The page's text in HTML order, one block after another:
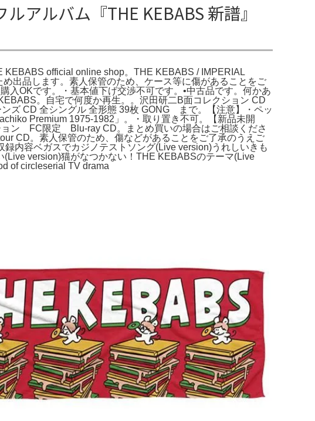
アルバム『THE KEBABS 新譜』
official online shop。THE KEBABS / IMPERIAL
品します。素人保管のため、ケース等に傷があることをご
入OKです。・基本値下げ交渉不可です。•中古品です。何かあ
。自宅で何度か再生。。沢田研二B面コレクション CD
ズ CD 全シングル 全形態 39枚 GONG まで。【注意】・ペッ
Premium 1975-1982」。・取り置き不可。【新品未開
ン FC限定 Blu-ray CD。まとめ買いの場合はご相談くださ
CD。素人保管のため、傷などがあることをご了承のうえご
内容ベガスでカジノテストソング(Live version)うれしいきも
version)猫がなつかない！THE KEBABSのテーマ(Live
of circleserial TV drama